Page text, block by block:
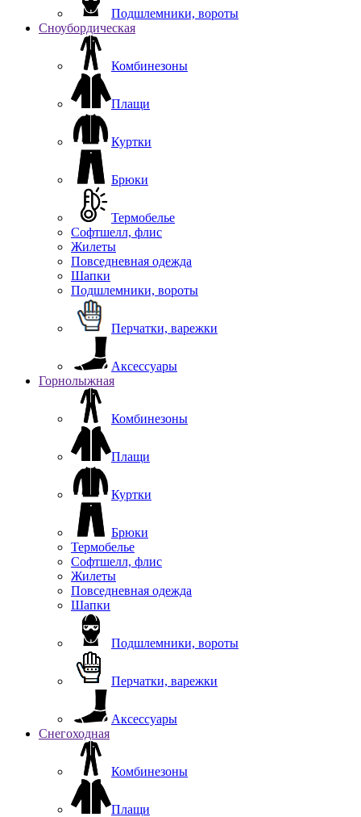
Подшлемники, вороты
Сноубордическая
Комбинезоны
Плащи
Куртки
Брюки
Термобелье
Софтшелл, флис
Жилеты
Повседневная одежда
Шапки
Подшлемники, вороты
Перчатки, варежки
Аксессуары
Горнолыжная
Комбинезоны
Плащи
Куртки
Брюки
Термобелье
Софтшелл, флис
Жилеты
Повседневная одежда
Шапки
Подшлемники, вороты
Перчатки, варежки
Аксессуары
Снегоходная
Комбинезоны
Плащи